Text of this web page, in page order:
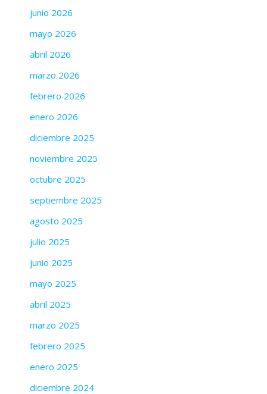
junio 2026
mayo 2026
abril 2026
marzo 2026
febrero 2026
enero 2026
diciembre 2025
noviembre 2025
octubre 2025
septiembre 2025
agosto 2025
julio 2025
junio 2025
mayo 2025
abril 2025
marzo 2025
febrero 2025
enero 2025
diciembre 2024